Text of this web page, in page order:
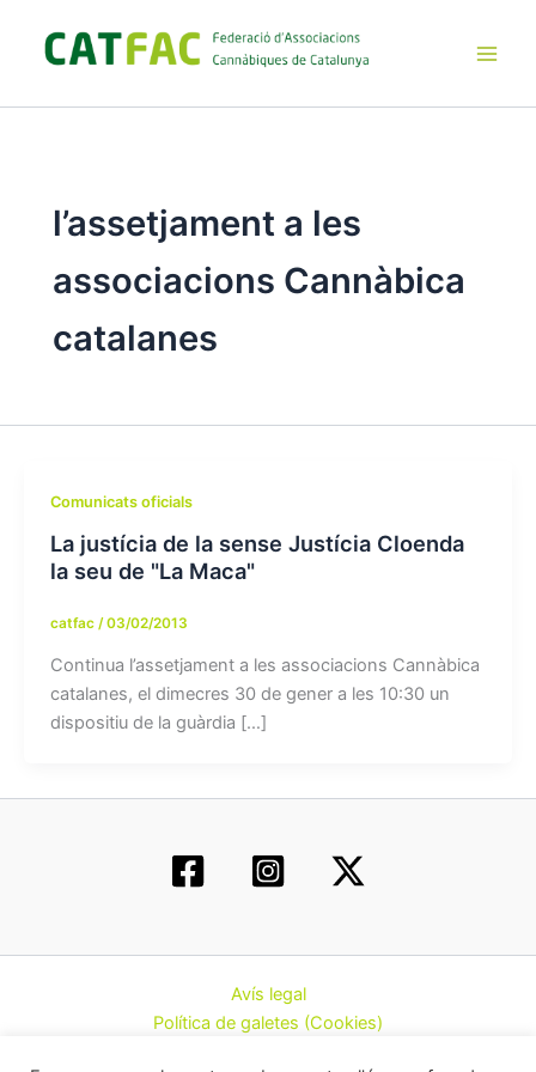
contenido
l’assetjament a les
associacions Cannàbica
catalanes
Comunicats oficials
La justícia de la sense Justícia Cloenda
la seu de "La Maca"
catfac /03/02/2013
Continua l’assetjament a les associacions Cannàbica
catalanes, el dimecres 30 de gener a les 10:30 un
dispositiu de la guàrdia […]
Avís legal
Política de galetes (Cookies)